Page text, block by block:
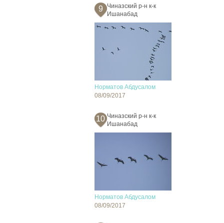
9
Чиназский р-н к-к
Ишанабад
Норматов Абдусалом
08/09/2017
10 Чиназский р-н к-к
Ишанабад
Норматов Абдусалом
08/09/2017